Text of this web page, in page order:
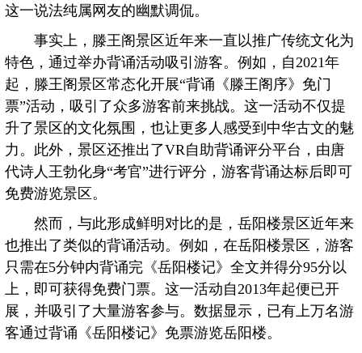
这一说法纯属网友的幽默调侃。
事实上，滕王阁景区近年来一直以推广传统文化为
特色，通过举办背诵活动吸引游客。例如，自2021年
起，滕王阁景区常态化开展“背诵《滕王阁序》免门
票”活动，吸引了众多游客前来挑战。这一活动不仅提
升了景区的文化氛围，也让更多人感受到中华古文的魅
力。此外，景区还推出了VR自助背诵评分平台，由唐
代诗人王勃化身“考官”进行评分，游客背诵达标后即可
免费游览景区。
然而，与此形成鲜明对比的是，岳阳楼景区近年来
也推出了类似的背诵活动。例如，在岳阳楼景区，游客
只需在5分钟内背诵完《岳阳楼记》全文并得分95分以
上，即可获得免费门票。这一活动自2013年起便已开
展，并吸引了大量游客参与。数据显示，已有上万名游
客通过背诵《岳阳楼记》免票游览岳阳楼。